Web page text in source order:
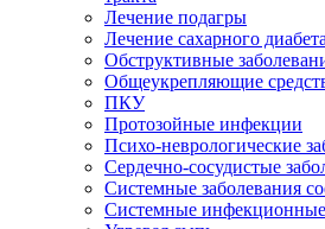
Лечение подагры
Лечение сахарного диабета
Обструктивные
Общеукрепляющие
ПКУ
Протозойные инфекции
Психо-неврологические
Сердечно-сосудистые
Системные заболевания
Системные инфекционные